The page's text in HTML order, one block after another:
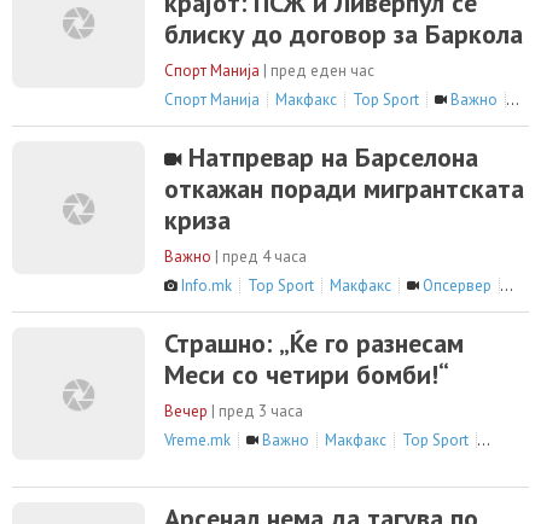
блиску до договор за Баркола
Спорт Манија | пред еден час
Спорт Манија
Макфакс Top Sport Важно
Натпревар на Барселона
откажан поради мигрантската
криза
Важно | пред 4 часа
Info.mk
Top Sport Макфакс Опсервер
Страшно: „Ќе го разнесам
Меси со четири бомби!“
Вечер | пред 3 часа
Vreme.mk
Важно Макфакс Top Sport сите 11